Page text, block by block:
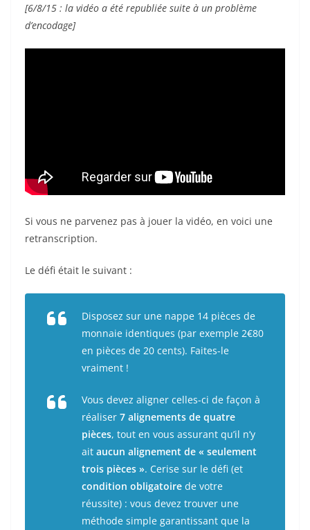
[6/8/15 : la vidéo a été republiée suite à un problème
d’encodage]
Si vous ne parvenez pas à jouer la vidéo, en voici une
retranscription.
Le défi était le suivant :
Disposez sur une nappe 14 pièces de
monnaie identiques (par exemple 2€80
en pièces de 20 cents). Faites-le
vraiment !
Vous devez aligner celles-ci de façon à
réaliser 7 alignements de quatre
pièces, tout en vous assurant qu’il n’y
ait aucun alignement de « seulement
trois pièces ». Cerise sur le défi (et
condition obligatoire de votre
réussite) : vous devez trouver une
méthode simple garantissant que la